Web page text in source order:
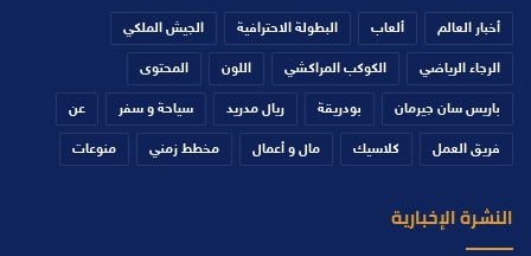
أخبار العالم ألعاب البطولة الاحترافية الجيش الملكي
الرجاء الرياضي الكوكب المراكشي اللون المحتوى
باريس سان جيرمان بودريقة ريال مدريد سياحة و سفر عن
فريق العمل كلاسيك مال و أعمال مخطط زمني منوعات
النشرة الإخبارية